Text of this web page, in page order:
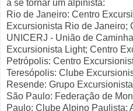
a se tornar um alpinista:
Rio de Janeiro: Centro
Excursionista Rio de Janeiro;
UNICERJ - União de
Excursionista Light; Centro
Petrópolis: Centro
Teresópolis: Clube
Resende: Grupo
São Paulo: Federação de
Paulo; Clube Alpino Paulista;